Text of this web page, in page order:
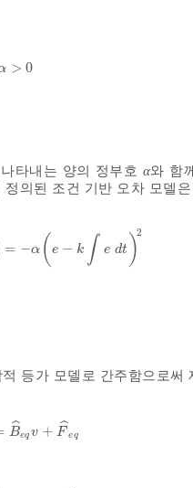
> 0
, α >0
타내는 양의 정부호 α와 함
정의된 조건 기반 오차 모델
= −α (e − k ∫ e dt )2
˙+ ke= -αe-k ∫e d t2
등가 모델로 간주함으로써
B
ˆeq v + F
ˆeq
^eqv+F ^eq